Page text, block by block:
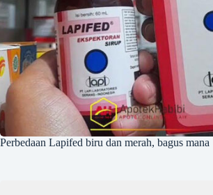
Perbedaan Lapifed biru dan merah, bagus mana